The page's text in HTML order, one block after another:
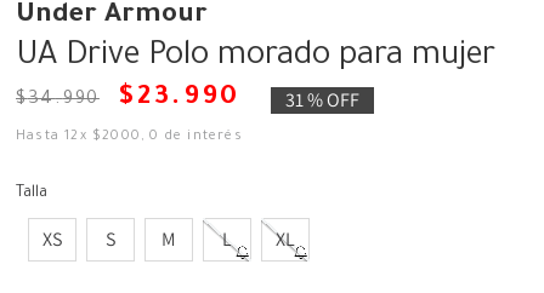
Under Armour
UA Drive Polo morado para mujer
$34.990 $ 23 . 990 31 %OFF
Hasta12 x $2000 ,0 de interés
Talla
XS S M L XL